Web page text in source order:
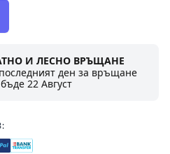
И ЛЕСНО ВРЪЩАНЕ
ден за връщане
бъде22 Август